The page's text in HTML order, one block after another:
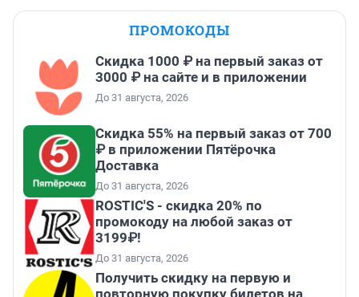
ПРОМОКОДЫ
Скидка 1000 ₽ на первый заказ от
3000 ₽ на сайте и в приложении
До 31 августа, 2026
Скидка 55% на первый заказ от 700
₽ в приложении Пятёрочка
Доставка
До 31 августа, 2026
ROSTIC'S - скидка 20% по
промокоду на любой заказ от
3199₽!
До 31 августа, 2026
Получить скидку на первую и